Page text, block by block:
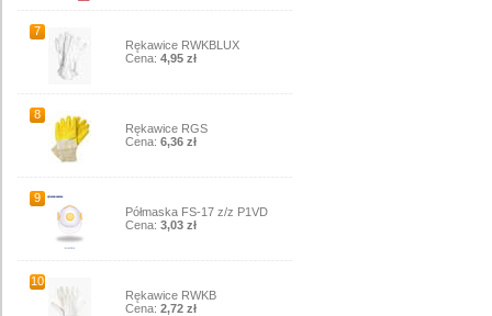
7
Rękawice RWKBLUX
Cena: 4,95 zł
8
Rękawice RGS
Cena: 6,36 zł
9
Półmaska FS-17 z/z P1VD
Cena: 3,03 zł
10
Rękawice RWKB
Cena: 2,72 zł